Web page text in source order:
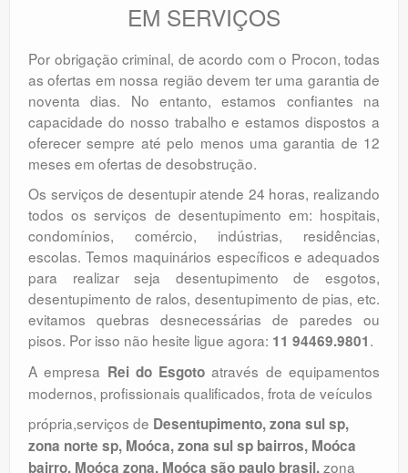
EM SERVIÇOS
Por obrigação criminal, de acordo com o Procon, todas
as ofertas em nossa região devem ter uma garantia de
noventa dias. No entanto, estamos confiantes na
capacidade do nosso trabalho e estamos dispostos a
oferecer sempre até pelo menos uma garantia de 12
meses em ofertas de desobstrução.
Os serviços de desentupir atende 24 horas, realizando
todos os serviços de desentupimento em: hospitais,
condomínios, comércio, indústrias, residências,
escolas. Temos maquinários específicos e adequados
para realizar seja desentupimento de esgotos,
desentupimento de ralos, desentupimento de pias, etc.
evitamos quebras desnecessárias de paredes ou
pisos. Por isso não hesite ligue agora: 11 94469.9801.
A empresa Rei do Esgoto através de equipamentos
modernos, profissionais qualificados, frota de veículos
própria,serviços de Desentupimento, zona sul sp,
zona norte sp, Moóca, zona sul sp bairros, Moóca
bairro, Moóca zona, Moóca são paulo brasil,zona